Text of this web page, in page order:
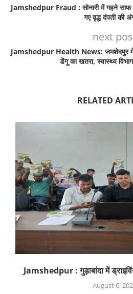
Jamshedpur Fraud : सोनारी में गहने साफ
गए वृद्ध दंपती की
next
Jamshedpur Health News: जमशेदपुर में
डेंगू का खतरा, स्वास्थ्य
RELATED
Jamshedpur : गुड़ाबांदा में
August 6,